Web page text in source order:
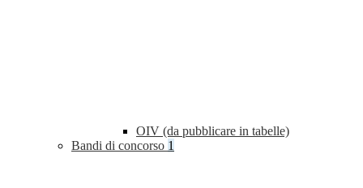
OIV (da pubblicare in tabelle)
Bandi di concorso 1